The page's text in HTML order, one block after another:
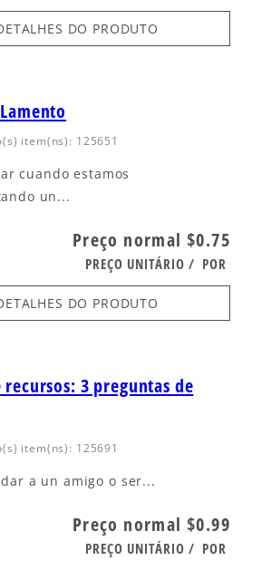
DO PRODUTO
item(ns): 125651
cuando estamos
un...
Preço normal $0.75
PREÇO UNITÁRIO / POR
DO PRODUTO
3 preguntas de
item(ns): 125691
a un amigo o ser...
Preço normal $0.99
PREÇO UNITÁRIO / POR